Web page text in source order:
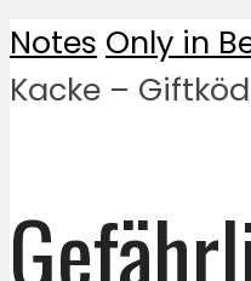
Notes Only in
Kacke –